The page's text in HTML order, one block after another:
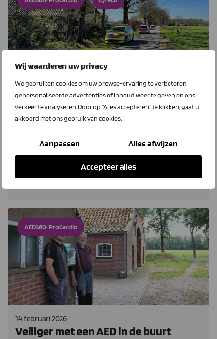
Wij waarderen uw privacy
We gebruiken cookies om uw browse-ervaring te verbeteren,
gepersonaliseerde advertenties of inhoud weer te geven en ons
verkeer te analyseren. Door op "Alles accepteren" te klikken, gaat u
akkoord met ons gebruik van cookies.
Aanpassen Alles afwijzen
Accepteer alles
20 maart 2026
Veiligheid op het erf: altijd voorbereid
Van kleine verwondingen tot ernstige noodgevallen: een
voor leden biedt LTO Ledenvoordeel een uitgebreid
Lees meer
AED360-ProCardio
14 februari 2026
Veiliger met een AED in de buurt